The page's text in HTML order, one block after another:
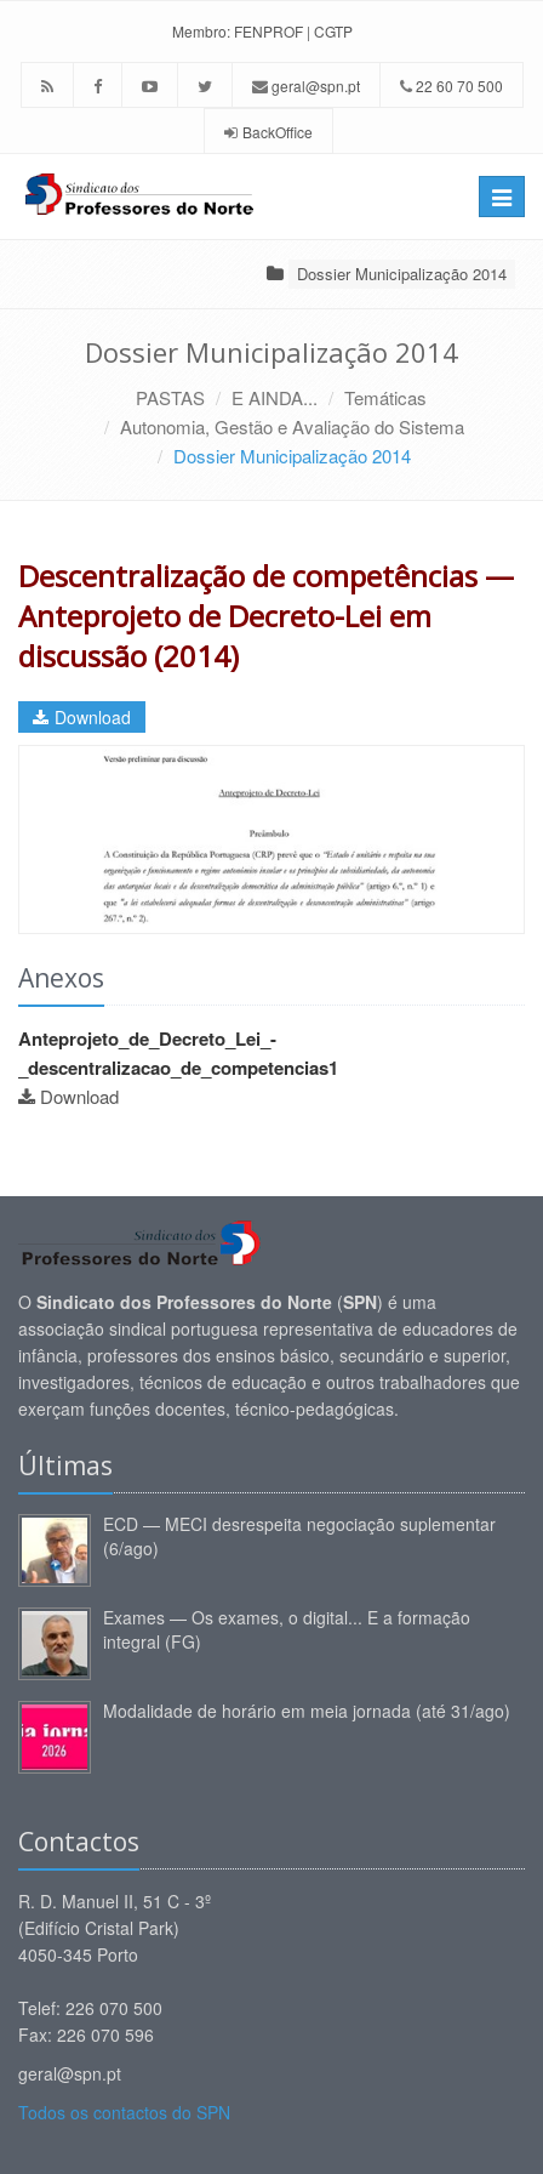
Membro: FENPROF | CGTP
geral@spn.pt 22 60 70 500
BackOffice
Toggle
Dossier Municipalização 2014
Dossier Municipalização 2014
PASTAS E AINDA...
Temáticas
Autonomia, Gestão e Avaliação do Sistema
Dossier Municipalização 2014
Descentralização de competências —
Anteprojeto de Decreto-Lei em
discussão (2014)
Download
Anexos
Anteprojeto_de_Decreto_Lei_-
_descentralizacao_de_competencias1
Download
O Sindicato dos Professores do Norte (SPN) é uma
associação sindical portuguesa representativa de educadores de
infância, professores dos ensinos básico, secundário e superior,
investigadores, técnicos de educação e outros trabalhadores que
exerçam funções docentes, técnico-pedagógicas.
Últimas
ECD — MECI desrespeita negociação suplementar
(6/ago)
Exames — Os exames, o digital... E a formação
integral (FG)
Modalidade de horário em meia jornada (até 31/ago)
Contactos
R. D. Manuel II, 51 C - 3º
(Edifício Cristal Park)
4050-345 Porto
Telef: 226 070 500
Fax: 226 070 596
geral@spn.pt
Todos os contactos do SPN